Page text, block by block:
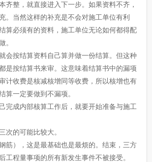
齐整，就直接进入下一步。如果资料不齐，
。当然这样的补充是不会对施工单位有利
算必须有的资料，施工单位无论如何都得配
。
会按结算资料自己算并做一份结算。但这种
是按结算书来审。这意味着结算书中的漏项
计收费是核减核增同等收费，所以核增也有
算一定要做到不漏项。
完成内部核算工作后，就要开始准备与施工
次的可能比较大。
筋），这是最基础也是最烦的。结束，三方
工程量事项的所有新发生事件不被接受。